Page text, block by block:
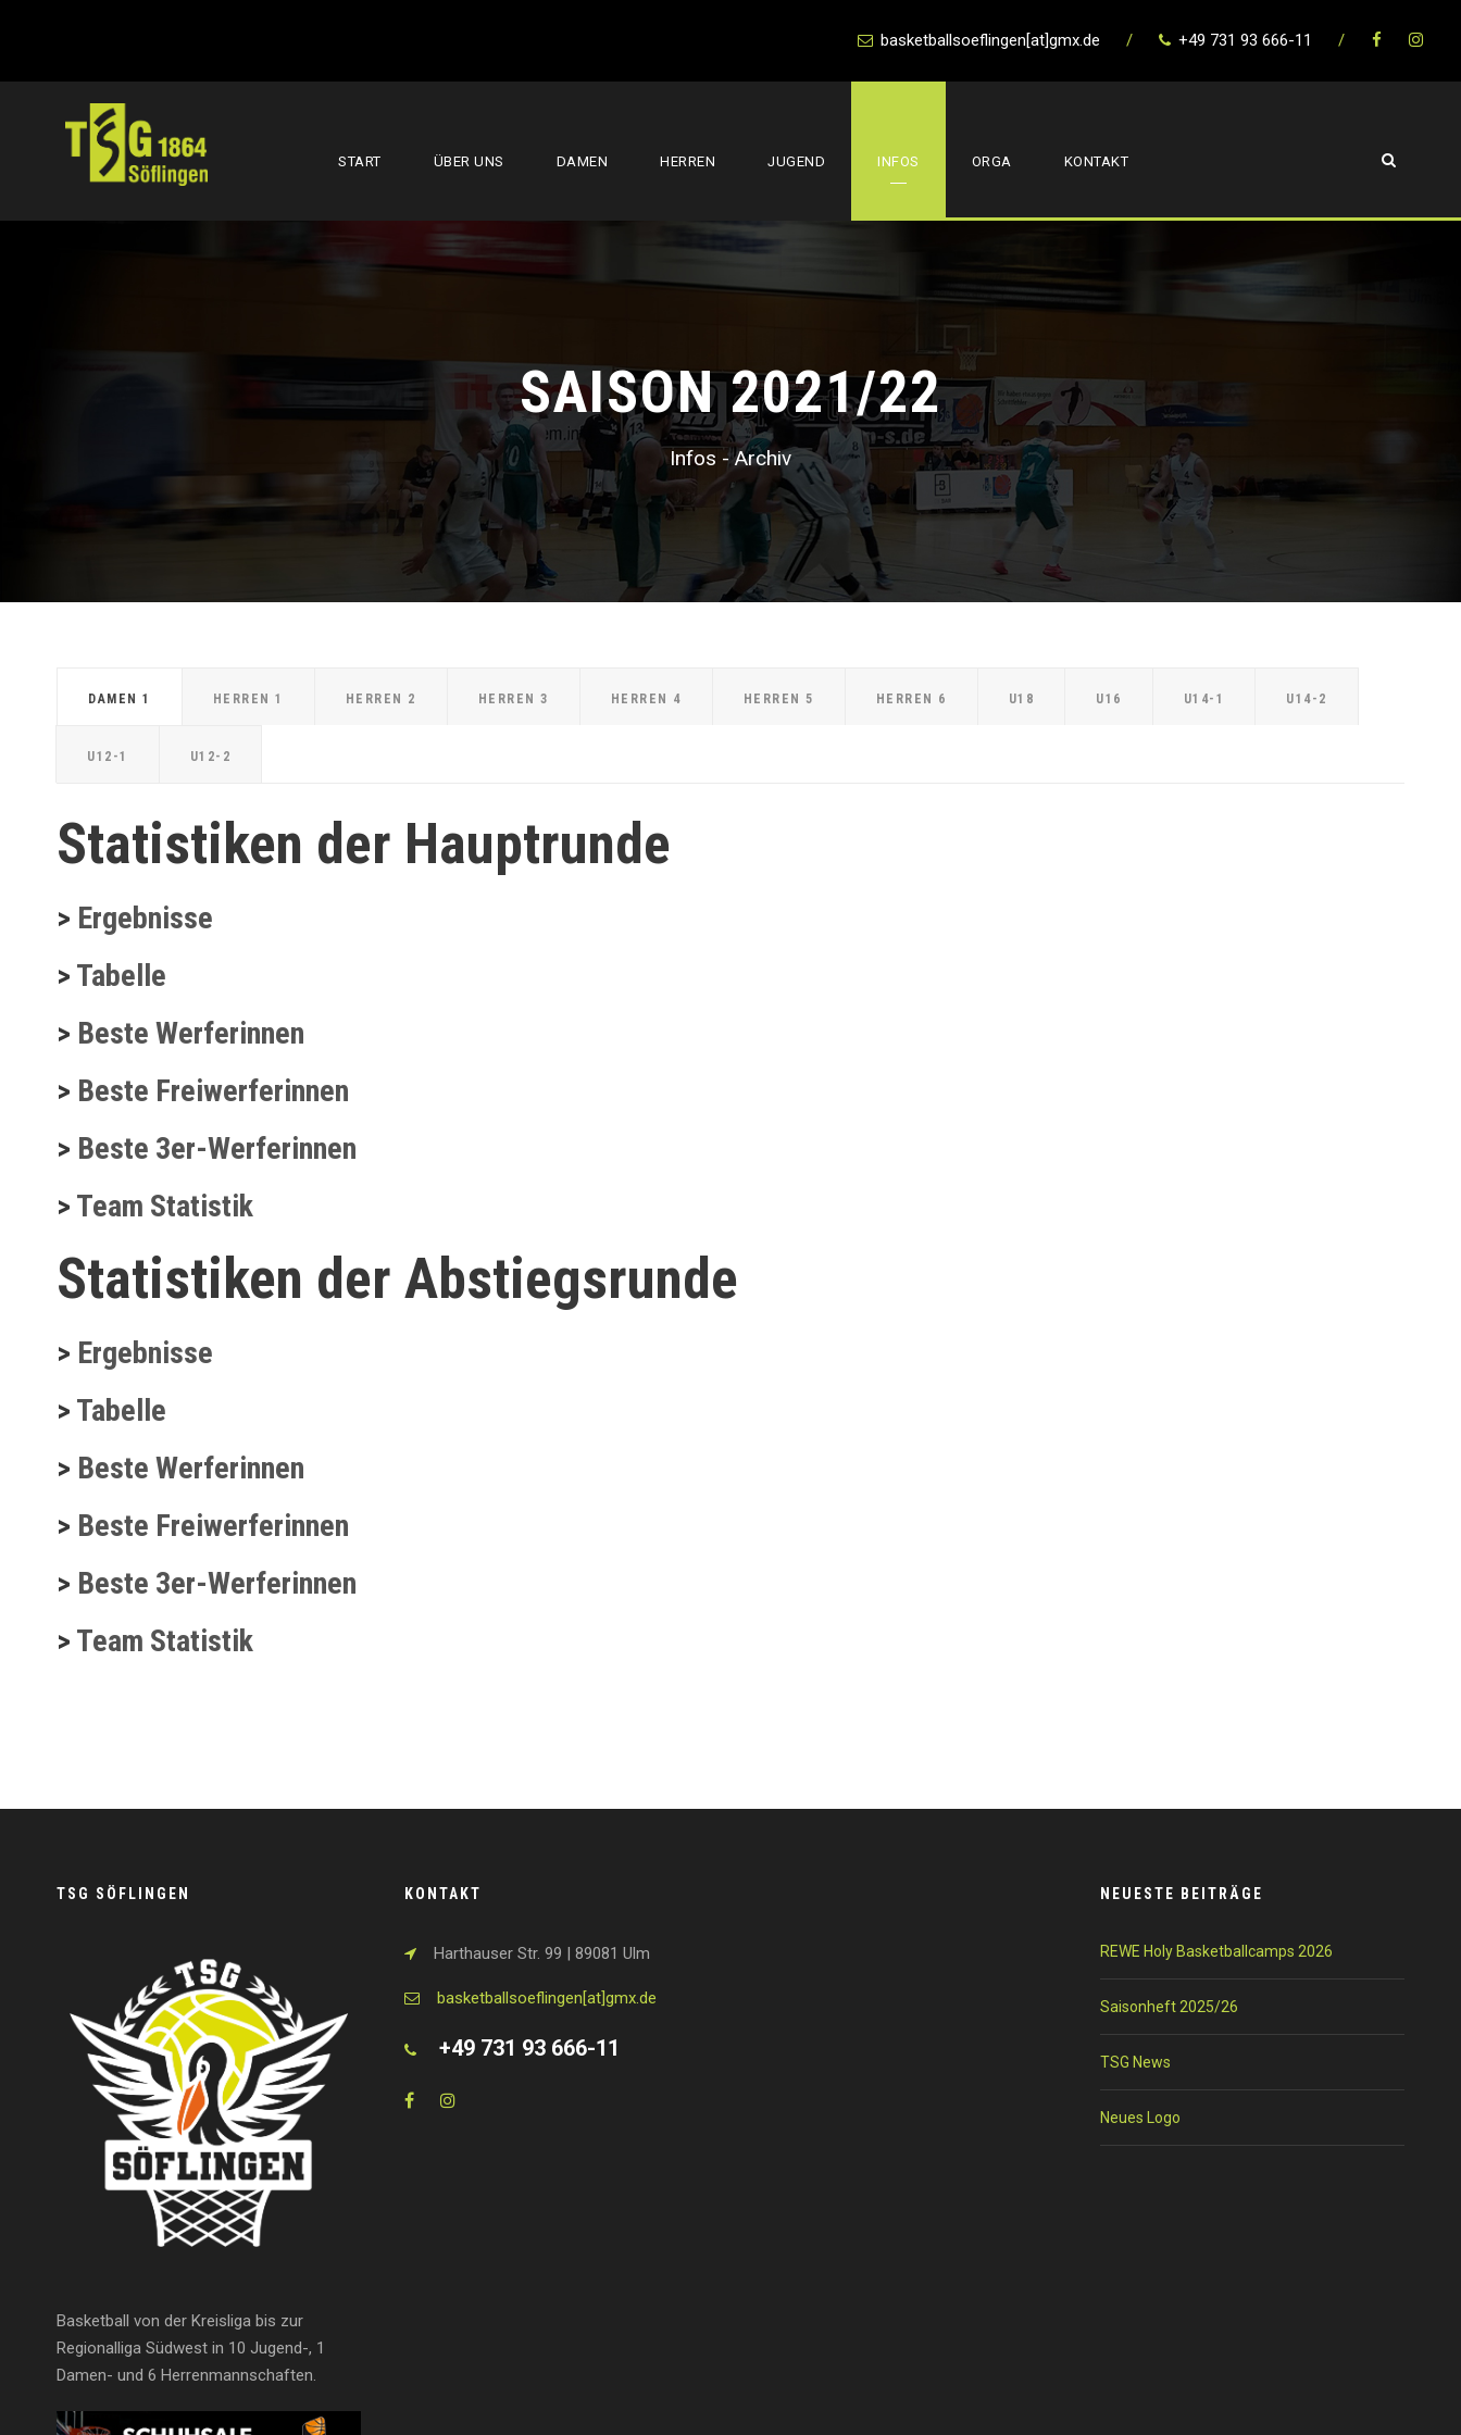
basketballsoeflingen[at]gmx.de / +49 731 93 666-11 /
START ÜBER UNS DAMEN HERREN JUGEND INFOS ORGA KONTAKT
SAISON 2021/22
Infos - Archiv
DAMEN 1 HERREN 1 HERREN 2 HERREN 3 HERREN 4 HERREN 5 HERREN 6 U18 U16 U14-1 U14-2
U12-1 U12-2
Statistiken der Hauptrunde
> Ergebnisse
> Tabelle
> Beste Werferinnen
> Beste Freiwerferinnen
> Beste 3er-Werferinnen
> Team Statistik
Statistiken der Abstiegsrunde
> Ergebnisse
> Tabelle
> Beste Werferinnen
> Beste Freiwerferinnen
> Beste 3er-Werferinnen
> Team Statistik
TSG SÖFLINGEN
Basketball von der Kreisliga bis zur
Regionalliga Südwest in 10 Jugend-, 1
Damen- und 6 Herrenmannschaften.
KONTAKT
Harthauser Str. 99 | 89081 Ulm
basketballsoeflingen[at]gmx.de
+49 731 93 666-11
NEUESTE BEITRÄGE
REWE Holy Basketballcamps 2026
Saisonheft 2025/26
TSG News
Neues Logo